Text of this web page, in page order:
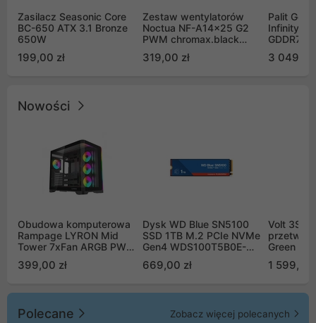
Zasilacz Seasonic Core
BC-650 ATX 3.1 Bronze
650W
199,00 zł
Zestaw wentylatorów
Noctua NF-A14x25 G2
PWM chromax.black
Push Pull (2szt)
319,00 zł
Palit
Infinity 3
GDDR7
GB2050S)
3 049,00
Nowości
Obudowa komputerowa
Rampage LYRON Mid
Tower 7xFan ARGB PWM
399,00 zł
Dysk WD Blue SN5100
SSD 1TB M.2 PCIe NVMe
Gen4 WDS100T5B0E-
669,00 zł
Volt
Green
1 599,00
Polecane Zobacz więcej polecanych